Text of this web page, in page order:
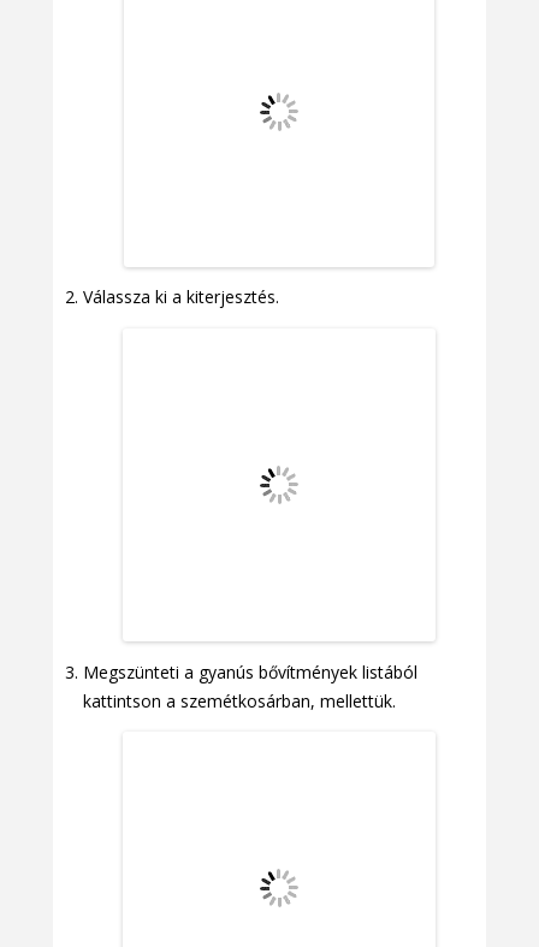
Válassza ki a kiterjesztés.
Megszünteti a gyanús bővítmények listából
kattintson a szemétkosárban, mellettük.